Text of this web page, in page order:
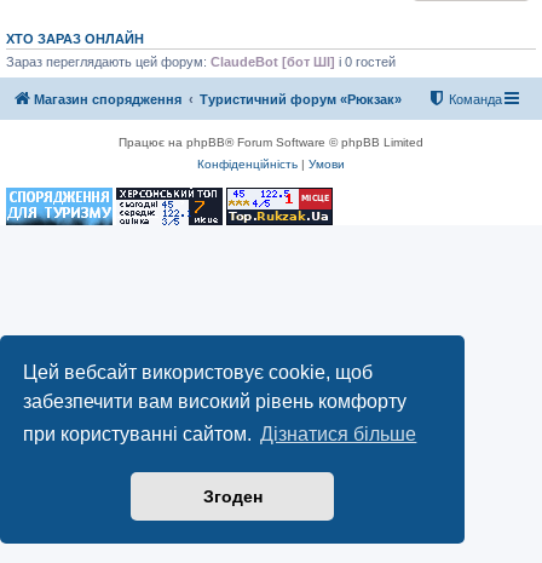
Цей вебсайт використовує cookie, щоб
забезпечити вам високий рівень комфорту
при користуванні сайтом. Дізнатися більше
Згоден
ХТО ЗАРАЗ ОНЛАЙН
Зараз переглядають цей форум: ClaudeBot [бот ШІ] і 0 гостей
Магазин спорядження Туристичний форум «Рюкзак» Команда
Працює на phpBB® Forum Software © phpBB Limited
Конфіденційність | Умови